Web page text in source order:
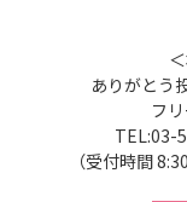
ありがとう
フ
TEL:03-
（受付時間